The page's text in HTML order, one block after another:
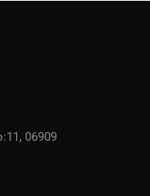
06909